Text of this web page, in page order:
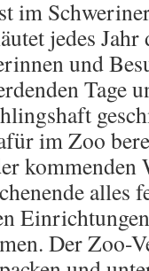
im
jedes
und
Tage
im Zoo
kommenden
alles
Der Zoo-